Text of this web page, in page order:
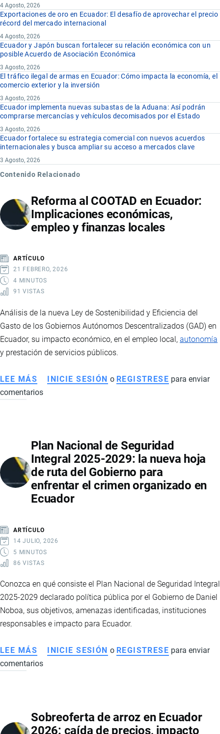
4 Agosto, 2026
Exportaciones de oro en Ecuador: El desafío de aprovechar el precio
récord del mercado internacional
4 Agosto, 2026
Ecuador y Japón buscan fortalecer su relación económica con un
posible Acuerdo de Asociación Económica
3 Agosto, 2026
El tráfico ilegal de armas en Ecuador: Cómo impacta la economía, el
comercio exterior y la inversión
3 Agosto, 2026
Ecuador implementa nuevas subastas de la Aduana: Así podrán
comprarse mercancías y vehículos decomisados por el Estado
3 Agosto, 2026
Ecuador fortalece su estrategia comercial con nuevos acuerdos
internacionales y busca ampliar su acceso a mercados clave
3 Agosto, 2026
Contenido Relacionado
Reforma al COOTAD en Ecuador:
Implicaciones económicas,
empleo y finanzas locales
ARTÍCULO
21 FEBRERO, 2026
4 MINUTOS
91 VISTAS
Análisis de la nueva Ley de Sostenibilidad y Eficiencia del
Gasto de los Gobiernos Autónomos Descentralizados (GAD) en
Ecuador, su impacto económico, en el empleo local, autonomía
y prestación de servicios públicos.
LEE MÁS SOBRE
REFORMA
ECUADOR:
IMPLICACIONES
ECONÓMICAS,
EMPLEO
Y
INICIE SESIÓN o REGISTRESE para enviar
comentarios
Plan Nacional de Seguridad
Integral 2025-2029: la nueva hoja
de ruta del Gobierno para
enfrentar el crimen organizado en
Ecuador
ARTÍCULO
14 JULIO, 2026
5 MINUTOS
86 VISTAS
Conozca en qué consiste el Plan Nacional de Seguridad Integral
2025-2029 declarado política pública por el Gobierno de Daniel
Noboa, sus objetivos, amenazas identificadas, instituciones
responsables e impacto para Ecuador.
LEE MÁS SOBRE
PLAN
INTEGRAL
2025-
INICIE SESIÓN o REGISTRESE para enviar
comentarios
Sobreoferta de arroz en Ecuador
2026: caída de precios, impacto